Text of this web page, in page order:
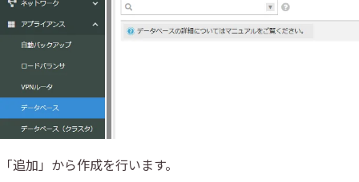
「追加」から作成を行います。